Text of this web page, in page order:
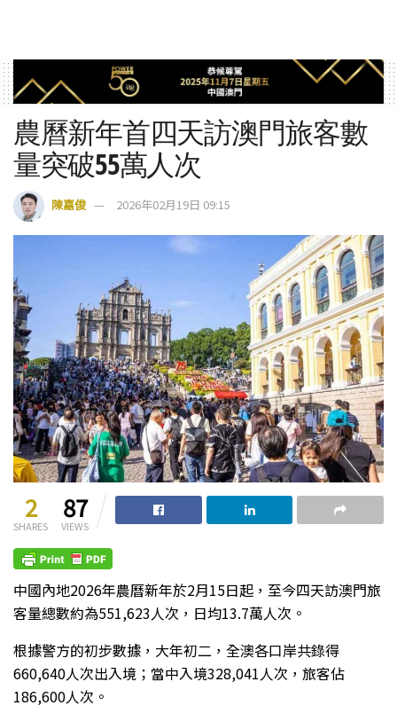
農曆新年首四天訪澳門旅客數
量突破55萬人次
陳嘉俊 2026年02月19日 09:15
2
SHARES
87
VIEWS
中國內地2026年農曆新年於2月15日起，至今四天訪澳門旅
客量總數約為551,623人次，日均13.7萬人次。
根據警方的初步數據，大年初二，全澳各口岸共錄得
660,640人次出入境；當中入境328,041人次，旅客佔
186,600人次。